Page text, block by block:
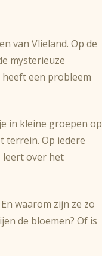
van Vlieland. Op de
mysterieuze
een probleem
in kleine groepen op
terrein. Op iedere
leert over het
waarom zijn ze zo
de bloemen? Of is